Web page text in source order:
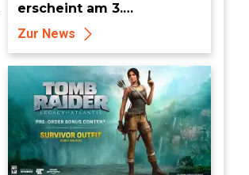
erscheint am 3.
September für PS5, Xbox
Series, Nintendo Switch 2
und Steam
Zur News